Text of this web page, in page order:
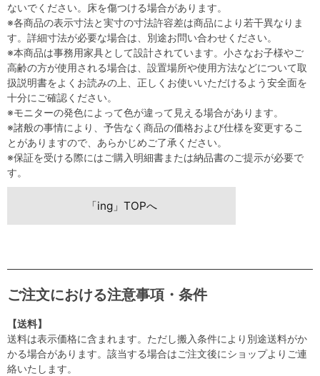
ないでください。床を傷つける場合があります。
※各商品の表示寸法と実寸の寸法許容差は商品により若干異なりま
す。詳細寸法が必要な場合は、別途お問い合わせください。
※本商品は事務用家具として設計されています。小さなお子様やご
高齢の方が使用される場合は、設置場所や使用方法などについて取
扱説明書をよくお読みの上、正しくお使いいただけるよう安全面を
十分にご確認ください。
※モニターの発色によって色が違って見える場合があります。
※諸般の事情により、予告なく商品の価格および仕様を変更するこ
とがありますので、あらかじめご了承ください。
※保証を受ける際にはご購入明細書または納品書のご提示が必要で
す。
「ing」TOPへ
ご注文における注意事項・条件
【送料】
送料は表示価格に含まれます。ただし搬入条件により別途送料がか
かる場合があります。該当する場合はご注文後にショップよりご連
絡いたします。